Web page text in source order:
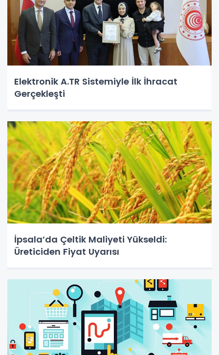
Elektronik A.TR Sistemiyle İlk İhracat
Gerçekleşti
İpsala’da Çeltik Maliyeti Yükseldi:
Üreticiden Fiyat Uyarısı